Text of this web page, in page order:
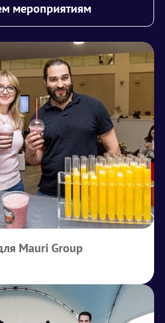
мероприятиям
Mauri Group